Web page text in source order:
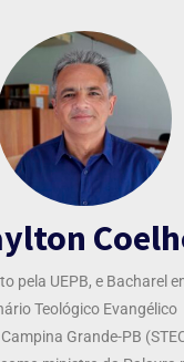
pela UEPB, e Bacharel
Teológico Evangélico
Grande-PB